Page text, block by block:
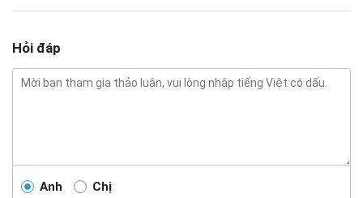
Hỏi đáp
Anh Chị